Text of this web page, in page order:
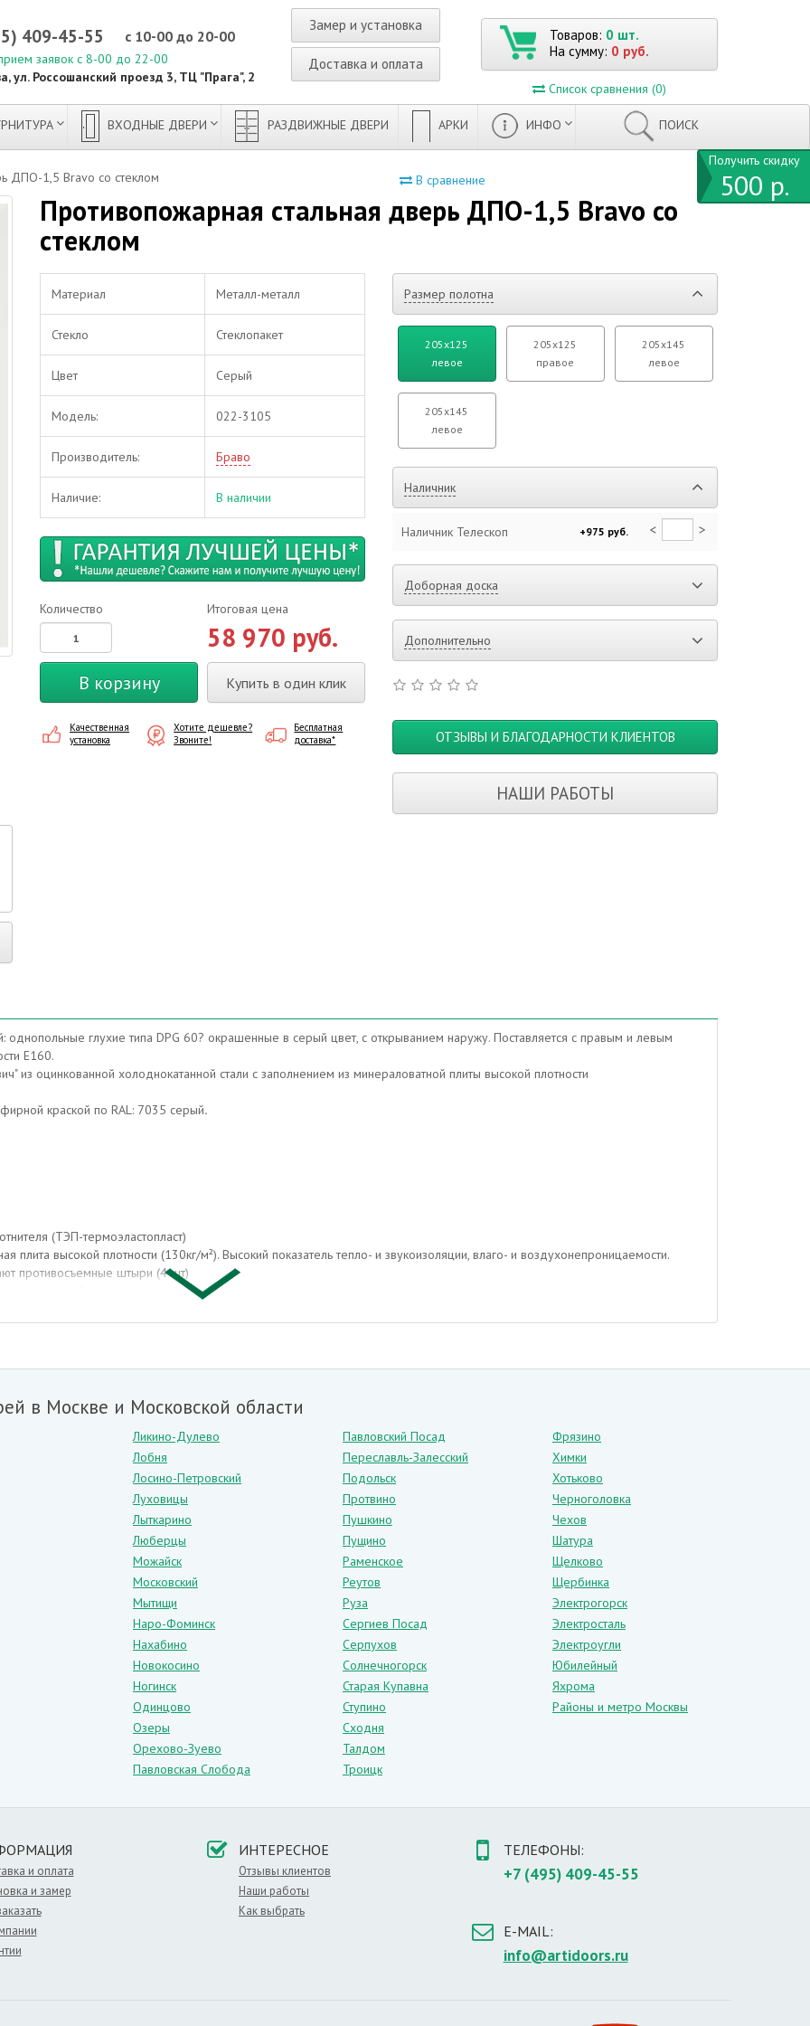
409-45-55 с 10-00 до 20-00
заявок с 8-00 до 22-00
ул. Россошанский проезд 3, ТЦ "Прага", 2
Замер и установка
Доставка и оплата
Товаров: 0 шт.
На сумму: 0 руб.
Список сравнения (0)
ВХОДНЫЕ ДВЕРИ РАЗДВИЖНЫЕ ДВЕРИ АРКИ ИНФО ПОИСК
В сравнение
ДПО-1,5 Bravo со стеклом
Противопожарная стальная дверь ДПО-1,5 Bravo со
стеклом
Материал Металл-металл
Стекло Стеклопакет
Цвет Серый
Модель: 022-3105
Производитель: Браво
Наличие: В наличии
Количество Итоговая цена
58 970 руб.
В корзину Купить в один клик
Качественная
установка
Хотите дешевле?
Звоните!
Бесплатная
доставка*
Размер полотна
205x125
левое
205x125
правое
205х145
левое
205х145
левое
Наличник
Наличник Телескоп +975 руб. < >
Доборная доска
Дополнительно
ОТЗЫВЫ И БЛАГОДАРНОСТИ КЛИЕНТОВ
НАШИ РАБОТЫ
глухие типа DPG 60? окрашенные в серый цвет, с открыванием наружу. Поставляется с правым и левым
Е160.
из оцинкованной холоднокатанной стали с заполнением из минераловатной плиты высокой плотности
краской по RAL: 7035 серый.
(ТЭП-термоэластопласт)
плита высокой плотности (130кг/м²). Высокий показатель тепло- и звукоизоляции, влаго- и воздухонепроницаемости.
противосъемные штыри (4 шт)
ригеля диаметром 14 мм
в Москве и Московской области
Ликино-Дулево
Лобня
Лосино-Петровский
Луховицы
Лыткарино
Люберцы
Можайск
Московский
Мытищи
Наро-Фоминск
Нахабино
Новокосино
Ногинск
Одинцово
Озеры
Орехово-Зуево
Павловская Слобода
Павловский Посад
Переславль-Залесский
Подольск
Протвино
Пушкино
Пущино
Раменское
Реутов
Руза
Сергиев Посад
Серпухов
Солнечногорск
Старая Купавна
Ступино
Сходня
Талдом
Троицк
Фрязино
Химки
Хотьково
Черноголовка
Чехов
Шатура
Щелково
Щербинка
Электрогорск
Электросталь
Электроугли
Юбилейный
Яхрома
Районы и метро Москвы
и оплата
и замер
ИНТЕРЕСНОЕ
Отзывы клиентов
Наши работы
Как выбрать
ТЕЛЕФОНЫ:
+7 (495) 409-45-55
E-MAIL:
info@artidoors.ru
Получить скидку
500 р.